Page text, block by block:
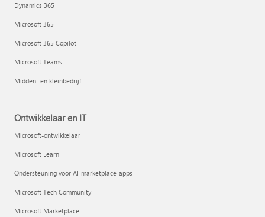
Dynamics 365
Microsoft 365
Microsoft 365 Copilot
Microsoft Teams
Midden- en kleinbedrijf
Ontwikkelaar en IT
Microsoft-ontwikkelaar
Microsoft Learn
Ondersteuning voor AI-marketplace-apps
Microsoft Tech Community
Microsoft Marketplace